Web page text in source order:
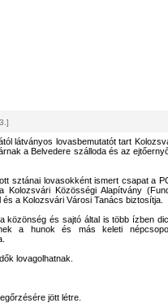
látványos lovasbemutatót tart
a Belvedere szálloda és az
sztánai lovasokként ismert csapat a
Közösségi Alapítvány
a Kolozsvári Városi Tanács biztosítja.
közönség és sajtó által is több ízben
a hunok és más keleti
lovagolhatnak.
jött létre.